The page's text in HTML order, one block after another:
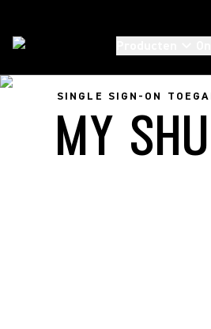
SINGLE SIGN-ON
MY